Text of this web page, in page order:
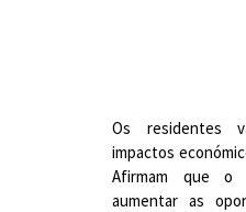
Os residentes
impactos
Afirmam que o
aumentar as